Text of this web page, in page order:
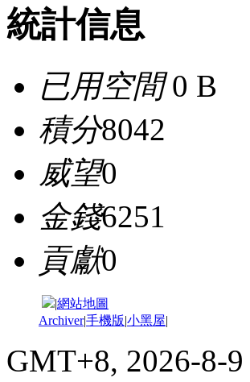
統計信息
已用空間0 B
積分8042
威望0
金錢6251
貢獻0
|網站地圖
Archiver|手機版|小黑屋|
GMT+8, 2026-8-9